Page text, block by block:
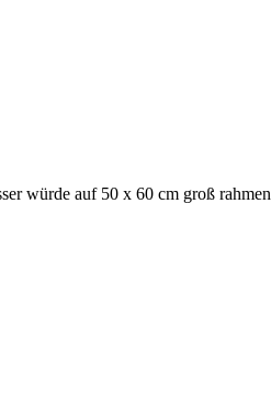
würde auf 50 x 60 cm groß rahmen